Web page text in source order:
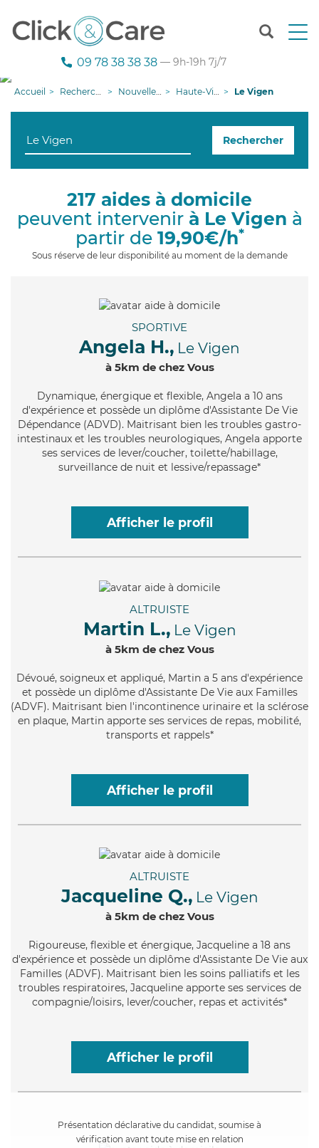
T
n
g
i
09 78 38 38 38 — 9h-19h 7j/7
Accueil Recherche aide à domicile Nouvelle-Aquitaine Haute-Vienne Le Vigen
Rechercher
217 aides à domicile
peuvent intervenir à Le Vigen à
partir de 19,90€/h*
Sous réserve de leur disponibilité au moment de la demande
SPORTIVE
Angela H., Le Vigen
à 5km de chez Vous
Dynamique, énergique et flexible, Angela a 10 ans
d'expérience et possède un diplôme d'Assistante De Vie
Dépendance (ADVD). Maitrisant bien les troubles gastro-
intestinaux et les troubles neurologiques, Angela apporte
ses services de lever/coucher, toilette/habillage,
surveillance de nuit et lessive/repassage*
Afficher le profil
ALTRUISTE
Martin L., Le Vigen
à 5km de chez Vous
Dévoué, soigneux et appliqué, Martin a 5 ans d'expérience
et possède un diplôme d'Assistante De Vie aux Familles
(ADVF). Maitrisant bien l'incontinence urinaire et la sclérose
en plaque, Martin apporte ses services de repas, mobilité,
transports et rappels*
Afficher le profil
ALTRUISTE
Jacqueline Q., Le Vigen
à 5km de chez Vous
Rigoureuse, flexible et énergique, Jacqueline a 18 ans
d'expérience et possède un diplôme d'Assistante De Vie aux
Familles (ADVF). Maitrisant bien les soins palliatifs et les
troubles respiratoires, Jacqueline apporte ses services de
compagnie/loisirs, lever/coucher, repas et activités*
Afficher le profil
Présentation déclarative du candidat, soumise à
vérification avant toute mise en relation